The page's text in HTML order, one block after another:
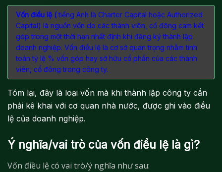
Vốn điều lệ (tiếng Anh là Charter Capital hoặc Authorized
Capital) là nguồn vốn do các thành viên, cổ đông cam kết
góp trong một thời hạn nhất định khi đăng ký thành lập
doanh nghiệp. Vốn điều lệ là cơ sở quan trọng nhằm tính
toán tỷ lệ % vốn góp hay sở hữu cổ phần của các thành
viên, cổ đông trong công ty.
Tóm lại, đây là loại vốn mà khi thành lập công ty cần
phải kê khai với cơ quan nhà nước, được ghi vào điều
lệ của doanh nghiệp.
Ý nghĩa/vai trò của vốn điều lệ là gì?
Vốn điều lệ có vai trò/ý nghĩa như sau: